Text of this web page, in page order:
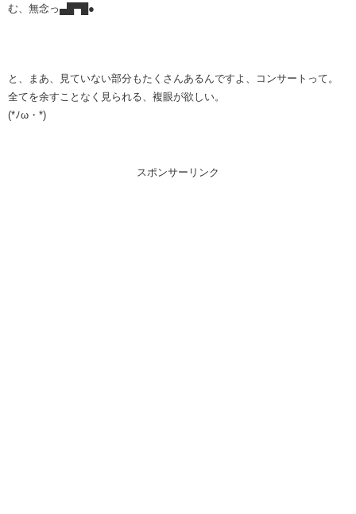
む、無念っ▄█▀█●
と、まあ、見ていない部分もたくさんあるんですよ、コンサートって。
全てを余すことなく見られる、複眼が欲しい。
(*ﾉω・*)
スポンサーリンク